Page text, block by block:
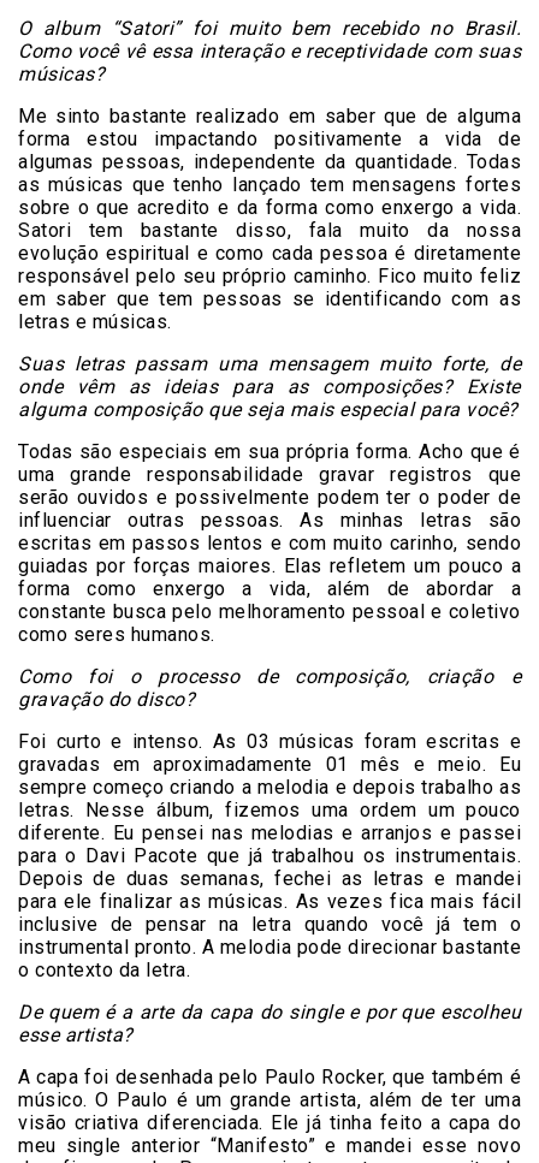
O album “Satori” foi muito bem recebido no Brasil.
Como você vê essa interação e receptividade com suas
músicas?
Me sinto bastante realizado em saber que de alguma
forma estou impactando positivamente a vida de
algumas pessoas, independente da quantidade. Todas
as músicas que tenho lançado tem mensagens fortes
sobre o que acredito e da forma como enxergo a vida.
Satori tem bastante disso, fala muito da nossa
evolução espiritual e como cada pessoa é diretamente
responsável pelo seu próprio caminho. Fico muito feliz
em saber que tem pessoas se identificando com as
letras e músicas.
Suas letras passam uma mensagem muito forte, de
onde vêm as ideias para as composições? Existe
alguma composição que seja mais especial para você?
Todas são especiais em sua própria forma. Acho que é
uma grande responsabilidade gravar registros que
serão ouvidos e possivelmente podem ter o poder de
influenciar outras pessoas. As minhas letras são
escritas em passos lentos e com muito carinho, sendo
guiadas por forças maiores. Elas refletem um pouco a
forma como enxergo a vida, além de abordar a
constante busca pelo melhoramento pessoal e coletivo
como seres humanos.
Como foi o processo de composição, criação e
gravação do disco?
Foi curto e intenso. As 03 músicas foram escritas e
gravadas em aproximadamente 01 mês e meio. Eu
sempre começo criando a melodia e depois trabalho as
letras. Nesse álbum, fizemos uma ordem um pouco
diferente. Eu pensei nas melodias e arranjos e passei
para o Davi Pacote que já trabalhou os instrumentais.
Depois de duas semanas, fechei as letras e mandei
para ele finalizar as músicas. As vezes fica mais fácil
inclusive de pensar na letra quando você já tem o
instrumental pronto. A melodia pode direcionar bastante
o contexto da letra.
De quem é a arte da capa do single e por que escolheu
esse artista?
A capa foi desenhada pelo Paulo Rocker, que também é
músico. O Paulo é um grande artista, além de ter uma
visão criativa diferenciada. Ele já tinha feito a capa do
meu single anterior “Manifesto” e mandei esse novo